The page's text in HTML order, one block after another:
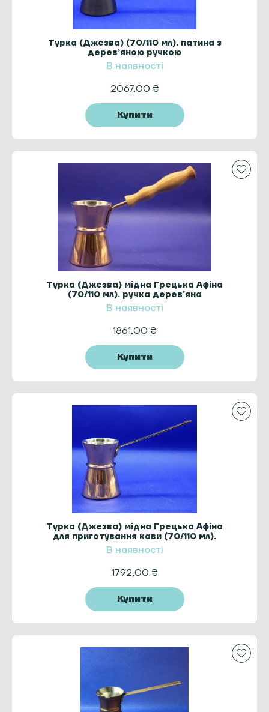
Турка (Джезва) (70/110 мл). патина з
дерев’яною ручкою
В наявності
2067,00 ₴
Купити
Турка (Джезва) мідна Грецька Афіна
(70/110 мл). ручка деревʼяна
В наявності
1861,00 ₴
Купити
Турка (Джезва) мідна Грецька Афіна
для приготування кави (70/110 мл).
класична ZH ручка латунь
В наявності
1792,00 ₴
Купити